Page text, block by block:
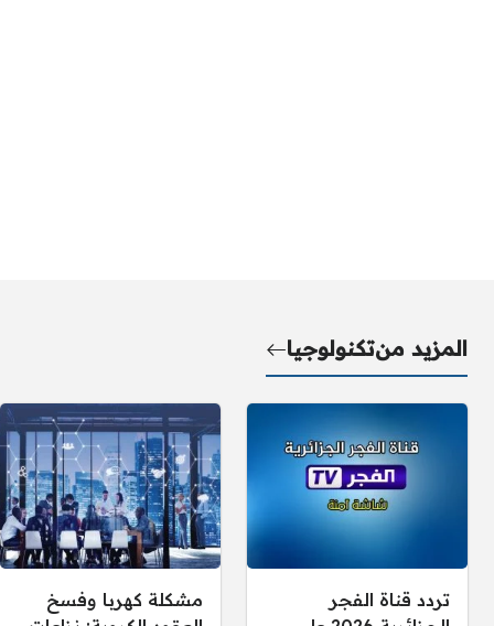
المزيد منتكنولوجيا
تردد قناة الفجر
مشكلة كهربا وفسخ